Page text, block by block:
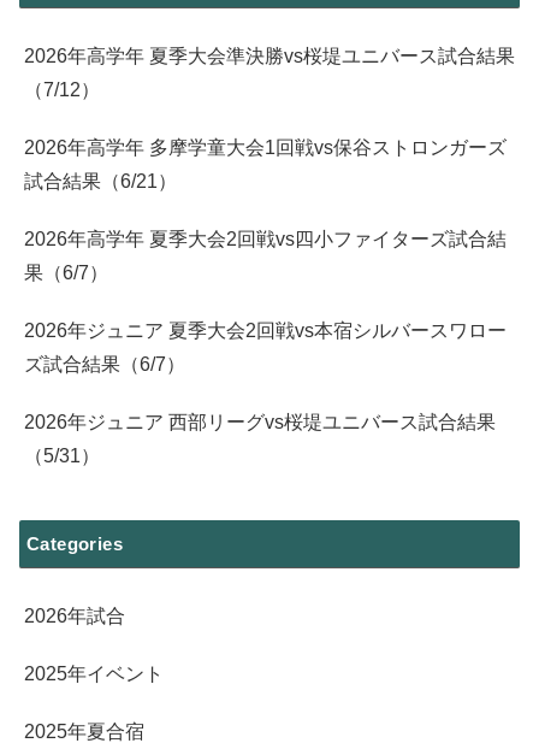
2026年高学年 夏季大会準決勝vs桜堤ユニバース試合結果
（7/12）
2026年高学年 多摩学童大会1回戦vs保谷ストロンガーズ
試合結果（6/21）
2026年高学年 夏季大会2回戦vs四小ファイターズ試合結
果（6/7）
2026年ジュニア 夏季大会2回戦vs本宿シルバースワロー
ズ試合結果（6/7）
2026年ジュニア 西部リーグvs桜堤ユニバース試合結果
（5/31）
Categories
2026年試合
2025年イベント
2025年夏合宿